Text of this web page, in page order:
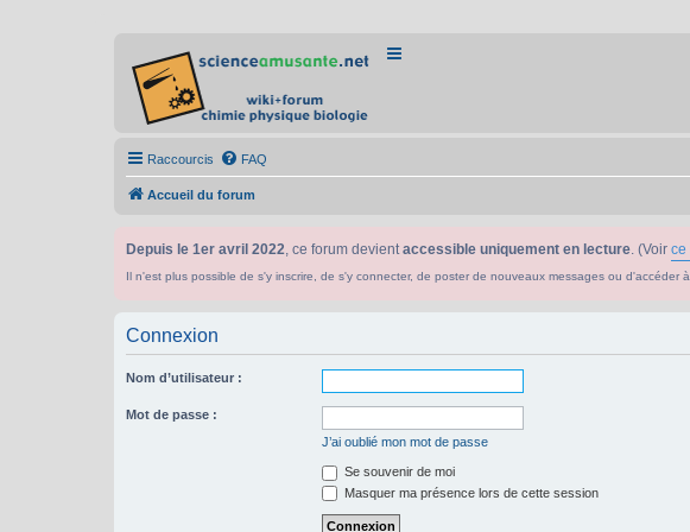
Raccourcis FAQ
Accueil du forum
Depuis le 1er avril 2022, ce forum devientaccessible uniquement en lecture. (Voir ce
Il n'est plus possible de s'y inscrire, de s'y connecter, de poster de nouveaux messages ou d'accéder
Connexion
Nom d’utilisateur :
Mot de passe :
J’ai oublié mon mot de passe
Se souvenir de moi
Masquer ma présence lors de cette session